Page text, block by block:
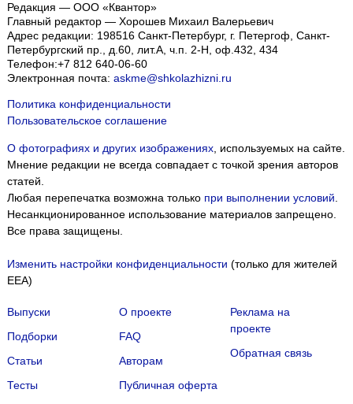
Редакция — ООО «Квантор»
Главный редактор — Хорошев Михаил Валерьевич
Адрес редакции: 198516 Санкт-Петербург, г. Петергоф Санкт-
Петербургский пр., д.60, лит.А, ч.п. 2-Н, оф.432, 434
Телефон:+7 812 640-06-60
Электронная почта: askme@shkolazhizni.ru
Политика конфиденциальности
Пользовательское соглашение
О фотографиях и других изображениях, используемых на сайте.
Мнение редакции не всегда совпадает с точкой зрения авторов
статей.
Любая перепечатка возможна только при выполнении условий
Несанкционированное использование материалов запрещено.
Все права защищены.
Изменить настройки конфиденциальности (только для жителей
EEA)
Выпуски
Подборки
Статьи
Тесты
О проекте
FAQ
Авторам
Публичная оферта
Реклама на
проекте
Обратная связь